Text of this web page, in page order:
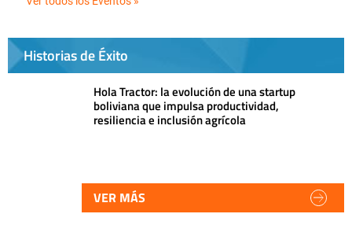
Historias de Éxito
Hola Tractor: la evolución de una startup
boliviana que impulsa productividad,
resiliencia e inclusión agrícola
VER MÁS